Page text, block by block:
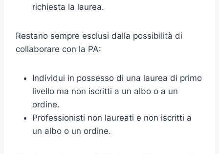
richiesta la laurea.
Restano sempre esclusi dalla possibilità di
collaborare con la PA:
Individui in possesso di una laurea di primo
livello ma non iscritti a un albo o a un
ordine.
Professionisti non laureati e non iscritti a
un albo o un ordine.